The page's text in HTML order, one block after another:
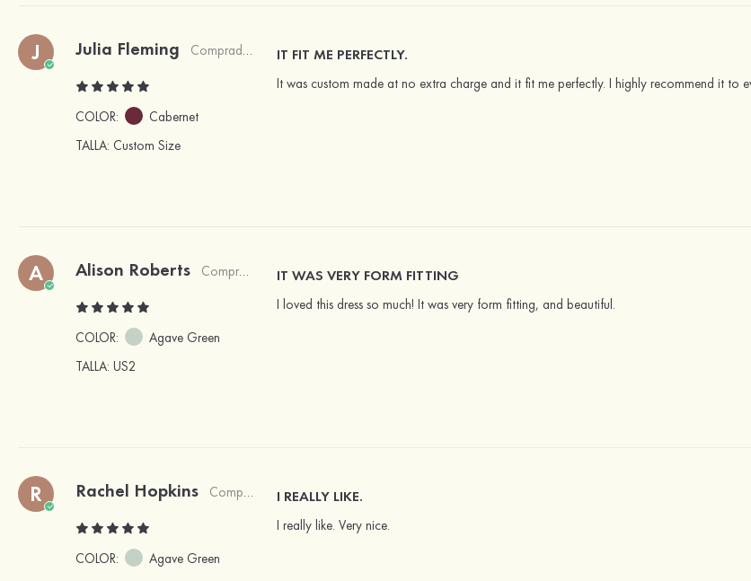
J Julia Fleming Comprador verificado
COLOR:
Cabernet
TALLA: Custom Size
IT FIT ME PERFECTLY.
It was custom made at no extra charge and it fit me perfectly. I highly recommend it to
A Alison Roberts Comprador verificado
COLOR:
Agave Green
TALLA: US2
IT WAS VERY FORM FITTING
I loved this dress so much! It was very form fitting, and beautiful.
R Rachel Hopkins Comprador verificado
COLOR:
Agave Green
I REALLY LIKE.
I really like. Very nice.